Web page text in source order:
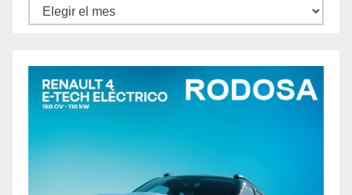
Archivos